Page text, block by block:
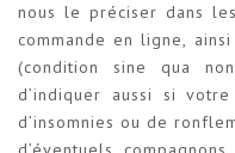
nous le préciser dans
commande en ligne,
(condition sine qua
d’indiquer aussi si
d’insomnies ou de